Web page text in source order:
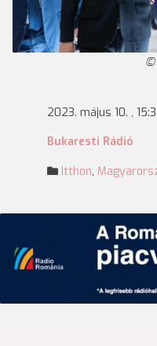
2023. május 10. ,
Bukaresti Rádió
Itthon,